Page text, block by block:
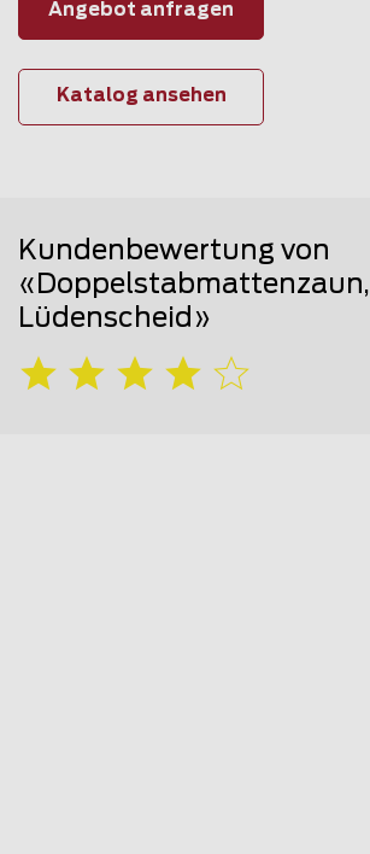
Angebot anfragen
Katalog ansehen
Kundenbewertung von
«Doppelstabmattenzaun,
Lüdenscheid»